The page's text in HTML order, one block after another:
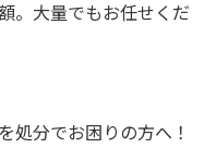
。大量でもお任せくだ
処分でお困りの方へ！